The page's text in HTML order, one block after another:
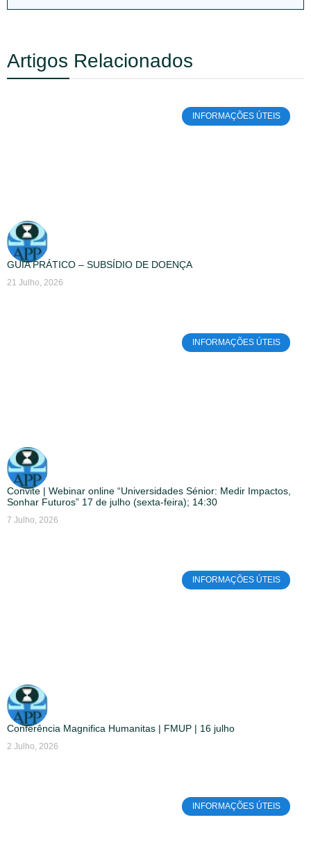
Artigos Relacionados
INFORMAÇÕES ÚTEIS
GUIA PRÁTICO – SUBSÍDIO DE DOENÇA
21 Julho, 2026
INFORMAÇÕES ÚTEIS
Convite | Webinar online “Universidades Sénior: Medir Impactos,
Sonhar Futuros” 17 de julho (sexta-feira); 14:30
7 Julho, 2026
INFORMAÇÕES ÚTEIS
Conferência Magnifica Humanitas | FMUP | 16 julho
2 Julho, 2026
INFORMAÇÕES ÚTEIS